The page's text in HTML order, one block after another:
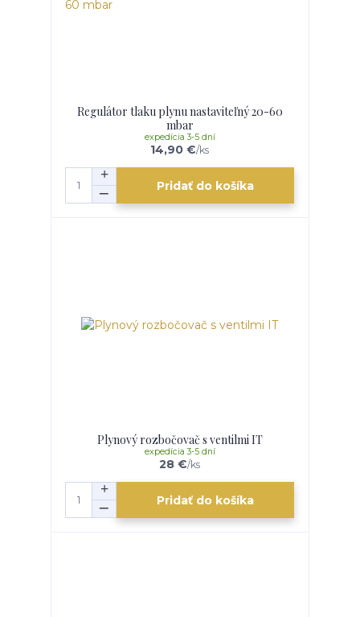
Regulátor tlaku plynu nastaviteľný 20-60
mbar
14,90 €/ks
expedícia 3-5 dní
Pridať do košíka
Plynový rozbočovač s ventilmi IT
28 €/ks
expedícia 3-5 dní
Pridať do košíka